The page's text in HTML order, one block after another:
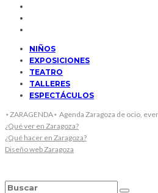
NIÑOS
EXPOSICIONES
TEATRO
TALLERES
ESPECTÁCULOS
⋆ZARAGENDA⋆ Agenda Zaragoza de ocio,
¿Qué ver en Zaragoza?
¿Qué hacer en Zaragoza?
Diseño web Zaragoza